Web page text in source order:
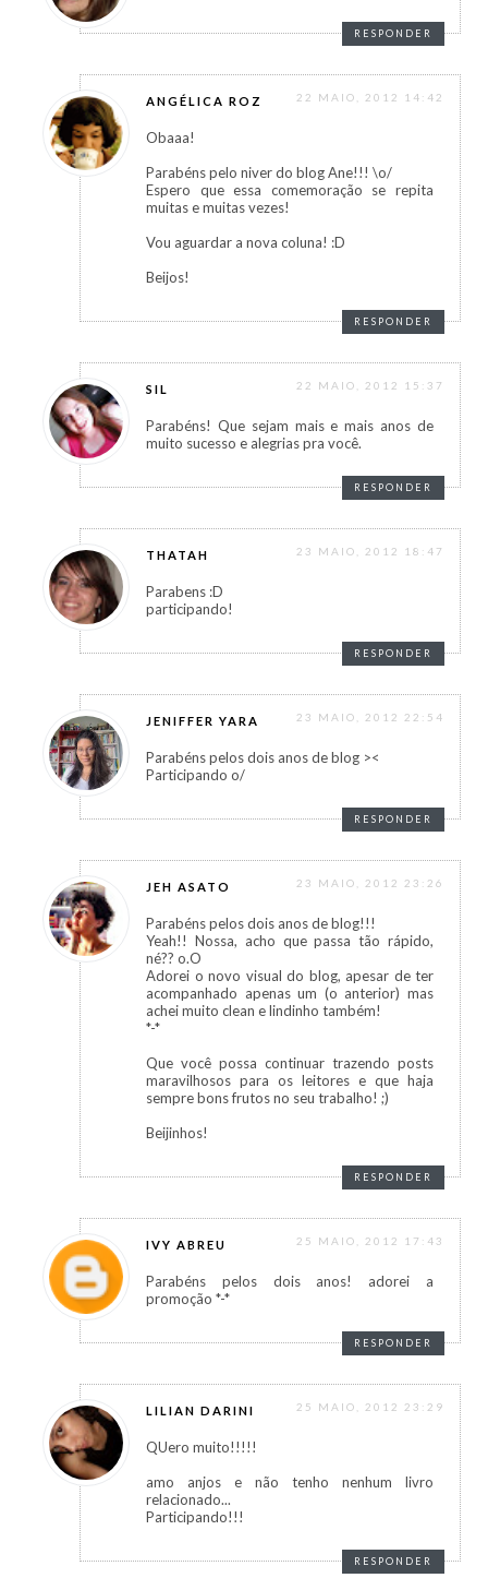
RESPONDER
ANGÉLICA ROZ 22 MAIO, 2012 14:42
Obaaa!
Parabéns pelo niver do blog Ane!!! \o/
Espero que essa comemoração se repita
muitas e muitas vezes!
Vou aguardar a nova coluna! :D
Beijos!
RESPONDER
SIL 22 MAIO, 2012 15:37
Parabéns! Que sejam mais e mais anos de
muito sucesso e alegrias pra você.
RESPONDER
THATAH 23 MAIO, 2012 18:47
Parabens :D
participando!
RESPONDER
JENIFFER YARA 23 MAIO, 2012 22:54
Parabéns pelos dois anos de blog ><
Participando o/
RESPONDER
JEH ASATO 23 MAIO, 2012 23:26
Parabéns pelos dois anos de blog!!!
Yeah!! Nossa, acho que passa tão rápido,
né?? o.O
Adorei o novo visual do blog, apesar de ter
acompanhado apenas um (o anterior) mas
achei muito clean e lindinho também!
*-*
Que você possa continuar trazendo posts
maravilhosos para os leitores e que haja
sempre bons frutos no seu trabalho! ;)
Beijinhos!
RESPONDER
IVY ABREU 25 MAIO, 2012 17:43
Parabéns pelos dois anos! adorei a
promoção *-*
RESPONDER
LILIAN DARINI 25 MAIO, 2012 23:29
QUero muito!!!!!
amo anjos e não tenho nenhum livro
relacionado...
Participando!!!
RESPONDER